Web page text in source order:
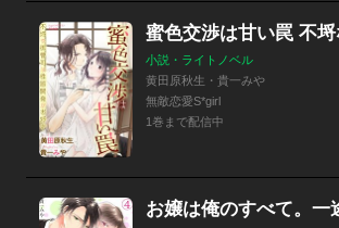
小説・ライトノベル
黄田原秋生・貴一みや
無敵恋愛S*girl
1巻まで配信中